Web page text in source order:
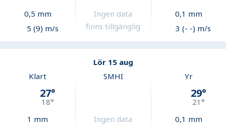
0,5 mm
5 (9) m/s
Ingen data
finns tillgänglig
0,1 mm
3 (- -) m/s
Lör 15 aug
Klart
27°
18°
1 mm
SMHI
Ingen data
Yr
29°
21°
0,1 mm